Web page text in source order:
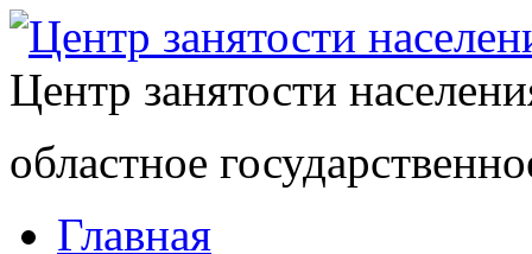
Центр занятости
областное
Главная